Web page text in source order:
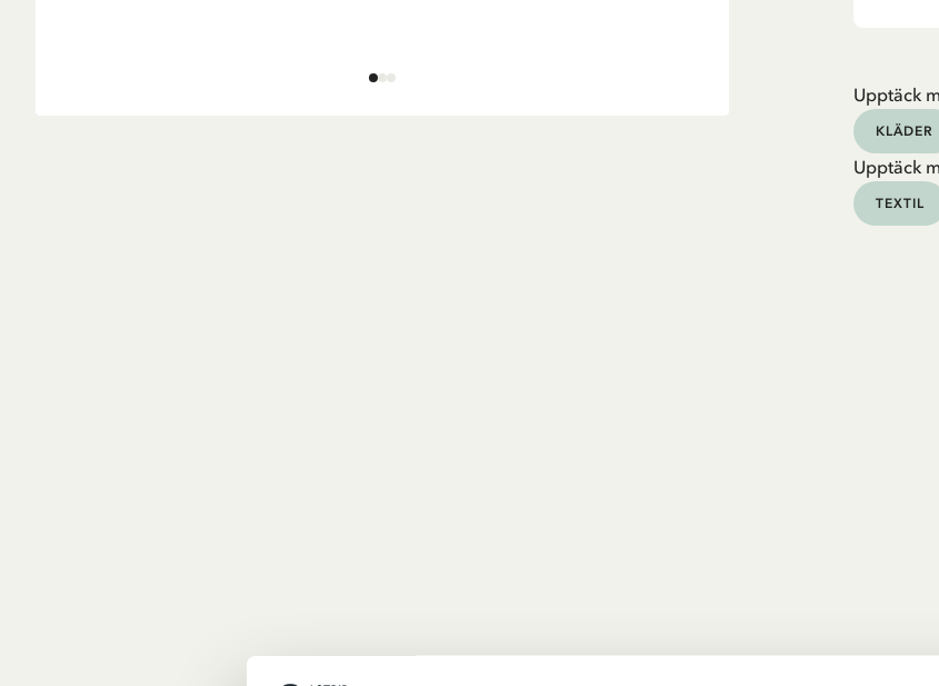
Upptäck
KLÄDER
Upptäck
TEXTIL